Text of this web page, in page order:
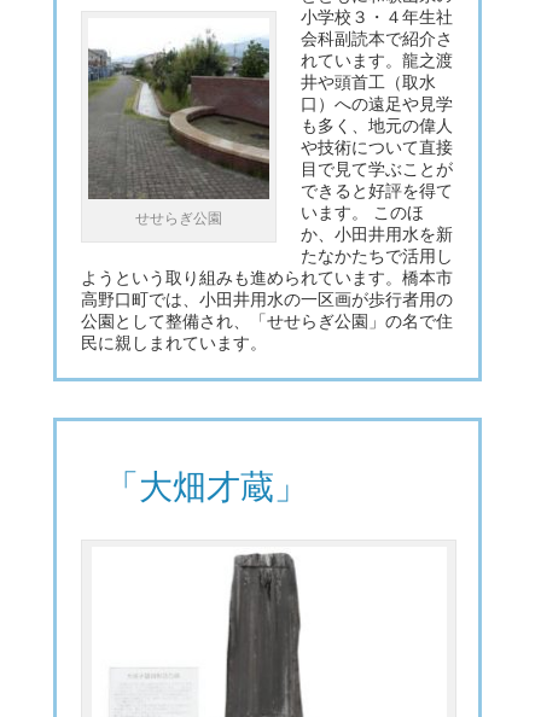
せせらぎ公園
小学校３・４年生社
会科副読本で紹介さ
れています。龍之渡
井や頭首工（取水
口）への遠足や見学
も多く、地元の偉人
や技術について直接
目で見て学ぶことが
できると好評を得て
います。 このほ
か、小田井用水を新
たなかたちで活用し
ようという取り組みも進められています。橋本市
高野口町では、小田井用水の一区画が歩行者用の
公園として整備され、「せせらぎ公園」の名で住
民に親しまれています。
「大畑才蔵」